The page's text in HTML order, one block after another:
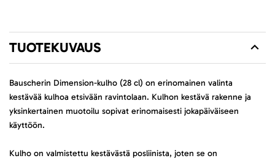
TUOTEKUVAUS
Bauscherin Dimension-kulho (28 cl) on erinomainen valinta
kestävää kulhoa etsivään ravintolaan. Kulhon kestävä rakenne ja
yksinkertainen muotoilu sopivat erinomaisesti jokapäiväiseen
käyttöön.
Kulho on valmistettu kestävästä posliinista, joten se on